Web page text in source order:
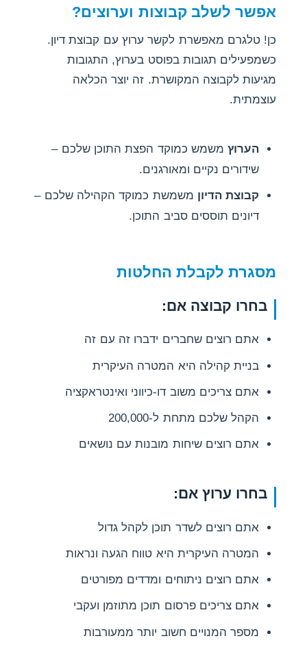
אפשר לשלב קבוצות וערוצים?
כן! טלגרם מאפשרת לקשר ערוץ עם קבוצת דיון.
כשמפעילים תגובות בפוסט בערוץ, התגובות
מגיעות לקבוצה המקושרת. זה יוצר הכלאה
עוצמתית.
הערוץמשמש כמוקד הפצת התוכן שלכם –
שידורים נקיים ומאורגנים.
קבוצת הדיון משמשת כמוקד הקהילה שלכם –
דיונים תוססים סביב התוכן.
מסגרת לקבלת החלטות
בחרו קבוצה אם:
אתם רוצים שחברים ידברו זה עם זה
בניית קהילה היא המטרה העיקרית
אתם צריכים משוב דו-כיווני ואינטראקציה
הקהל שלכם מתחת ל-200,000
אתם רוצים שיחות מובנות עם נושאים
בחרו ערוץ אם:
אתם רוצים לשדר תוכן לקהל גדול
המטרה העיקרית היא טווח הגעה ונראות
אתם רוצים ניתוחים ומדדים מפורטים
אתם צריכים פרסום תוכן מתוזמן ועקבי
מספר המנויים חשוב יותר ממעורבות